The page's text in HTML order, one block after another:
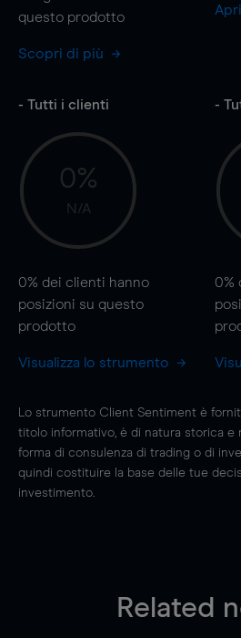
questo prodotto
Scopri di più
- Tutti i clienti
0%
N/A
0% dei clienti hanno
posizioni su questo
prodotto
Visualizza lo strumento
-
0%
Lo strumento Client Sentiment è
titolo informativo, è di natura storica e
forma di consulenza di trading o di
quindi costituire la base delle tue
investimento.
Related